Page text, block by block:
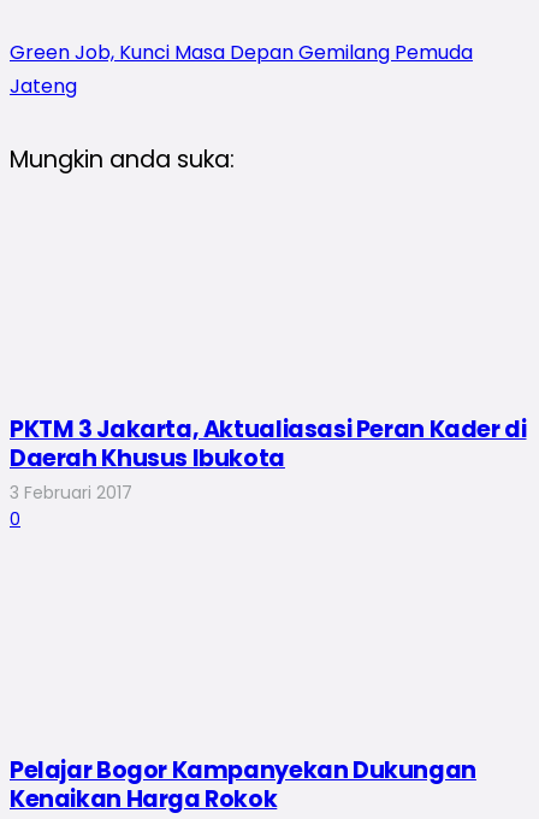
Green Job, Kunci Masa Depan Gemilang Pemuda
Jateng
Mungkin anda suka:
PKTM 3 Jakarta, Aktualiasasi Peran Kader di
Daerah Khusus Ibukota
3 Februari 2017
0
Pelajar Bogor Kampanyekan Dukungan
Kenaikan Harga Rokok